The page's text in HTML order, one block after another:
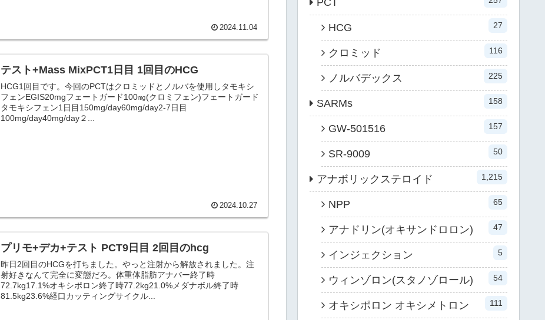
2024.11.04
テスト+Mass MixPCT1日目 1回目のHCG
HCG1回目です。今回のPCTはクロミッドとノルバを使用しタモキシ
フェンEGIS20mgフェートガード100㎎(クロミフェン)フェートガード
タモキシフェン1日目150mg/day60mg/day2-7日目
100mg/day40mg/day２...
2024.10.27
プリモ+デカ+テスト PCT9日目 2回目のhcg
昨日2回目のHCGを打ちました。やっと注射から解放されました。注
射好きなんて完全に変態だろ。体重体脂肪アナバー終了時
72.7kg17.1%オキシポロン終了時77.2kg21.0%メダナボル終了時
81.5kg23.6%経口カッティングサイクル...
HCG 27
クロミッド 116
ノルバデックス 225
SARMs 158
GW-501516 157
SR-9009 50
アナボリックステロイド 1,215
NPP 65
アナドリン(オキサンドロロン) 47
インジェクション 5
ウィンゾロン(スタノゾロール) 54
オキシポロン オキシメトロン 111